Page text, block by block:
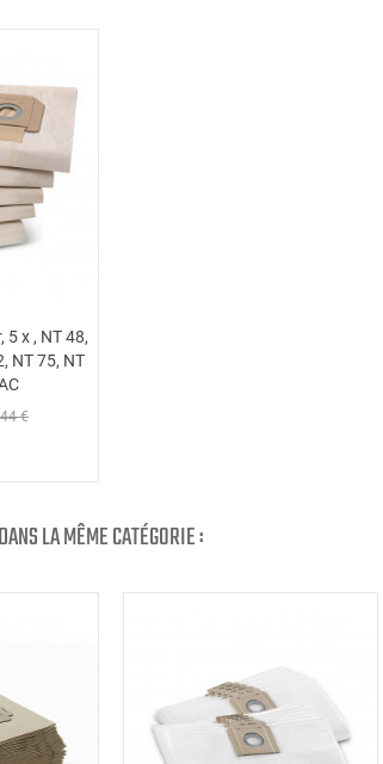
x , NT 48,
NT 75, NT
€
LA MÊME CATÉGORIE :